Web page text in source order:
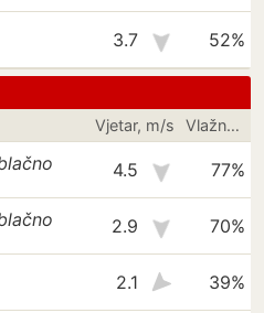
3.7 52%
Vjetar, m/s Vlažnost
4.5 77%
2.9 70%
2.1 39%